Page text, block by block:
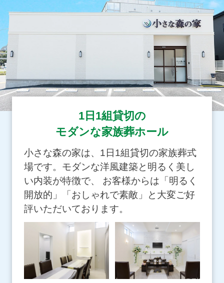
1日1組貸切の
モダンな家族葬ホール
小さな森の家は、1日1組貸切の家族葬式
場です。モダンな洋風建築と明るく美し
い内装が特徴で、 お客様からは「明るく
開放的」「おしゃれで素敵」と大変ご好
評いただいております。